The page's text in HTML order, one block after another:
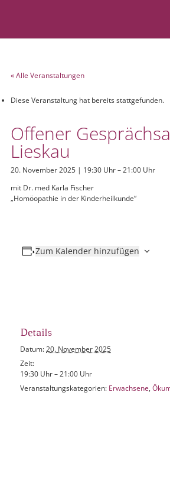
« Alle Veranstaltungen
Diese Veranstaltung hat bereits stattgefunden.
Offener
Lieskau
20. November 2025 | 19:30 Uhr–21:00 Uhr
mit Dr. med Karla Fischer
„Homöopathie in der Kinderheilkunde“
Zum Kalender hinzufügen
Details
Datum: 20. November 2025
Zeit:
19:30 Uhr – 21:00 Uhr
Veranstaltungskategorien: Erwachsene,